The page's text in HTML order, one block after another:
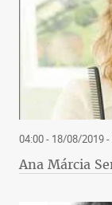
04:00 - 18/08/2019-
Ana Márcia